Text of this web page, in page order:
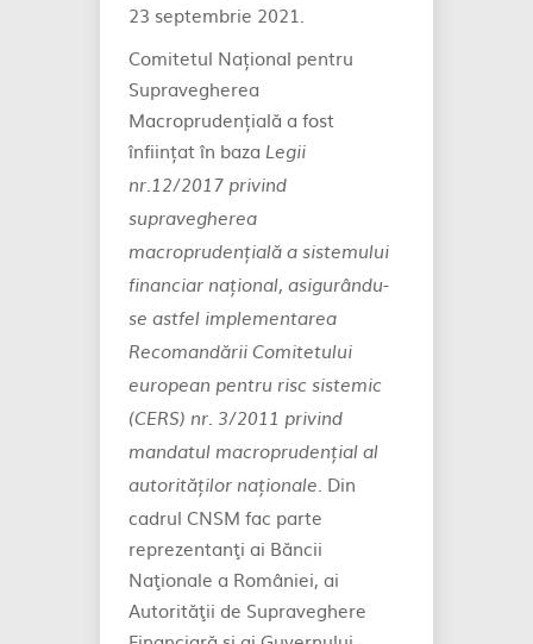
23 septembrie 2021.
Comitetul Național pentru
Supravegherea
Macroprudențială a fost
înființat în baza Legii
nr.12/2017 privind
supravegherea
macroprudențială a sistemului
financiar național, asigurându-
se astfel implementarea
Recomandării Comitetului
european pentru risc sistemic
(CERS) nr. 3/2011 privind
mandatul macroprudențial al
autorităților naționale. Din
cadrul CNSM fac parte
reprezentanţi ai Băncii
Naţionale a României, ai
Autorităţii de Supraveghere